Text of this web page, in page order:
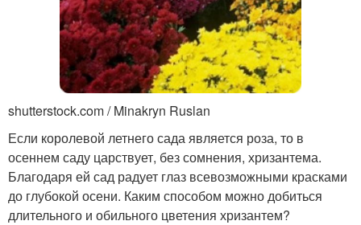
shutterstock.com / Minakryn Ruslan
Если королевой летнего сада является роза, то в
осеннем саду царствует, без сомнения, хризантема.
Благодаря ей сад радует глаз всевозможными красками
до глубокой осени. Каким способом можно добиться
длительного и обильного цветения хризантем?